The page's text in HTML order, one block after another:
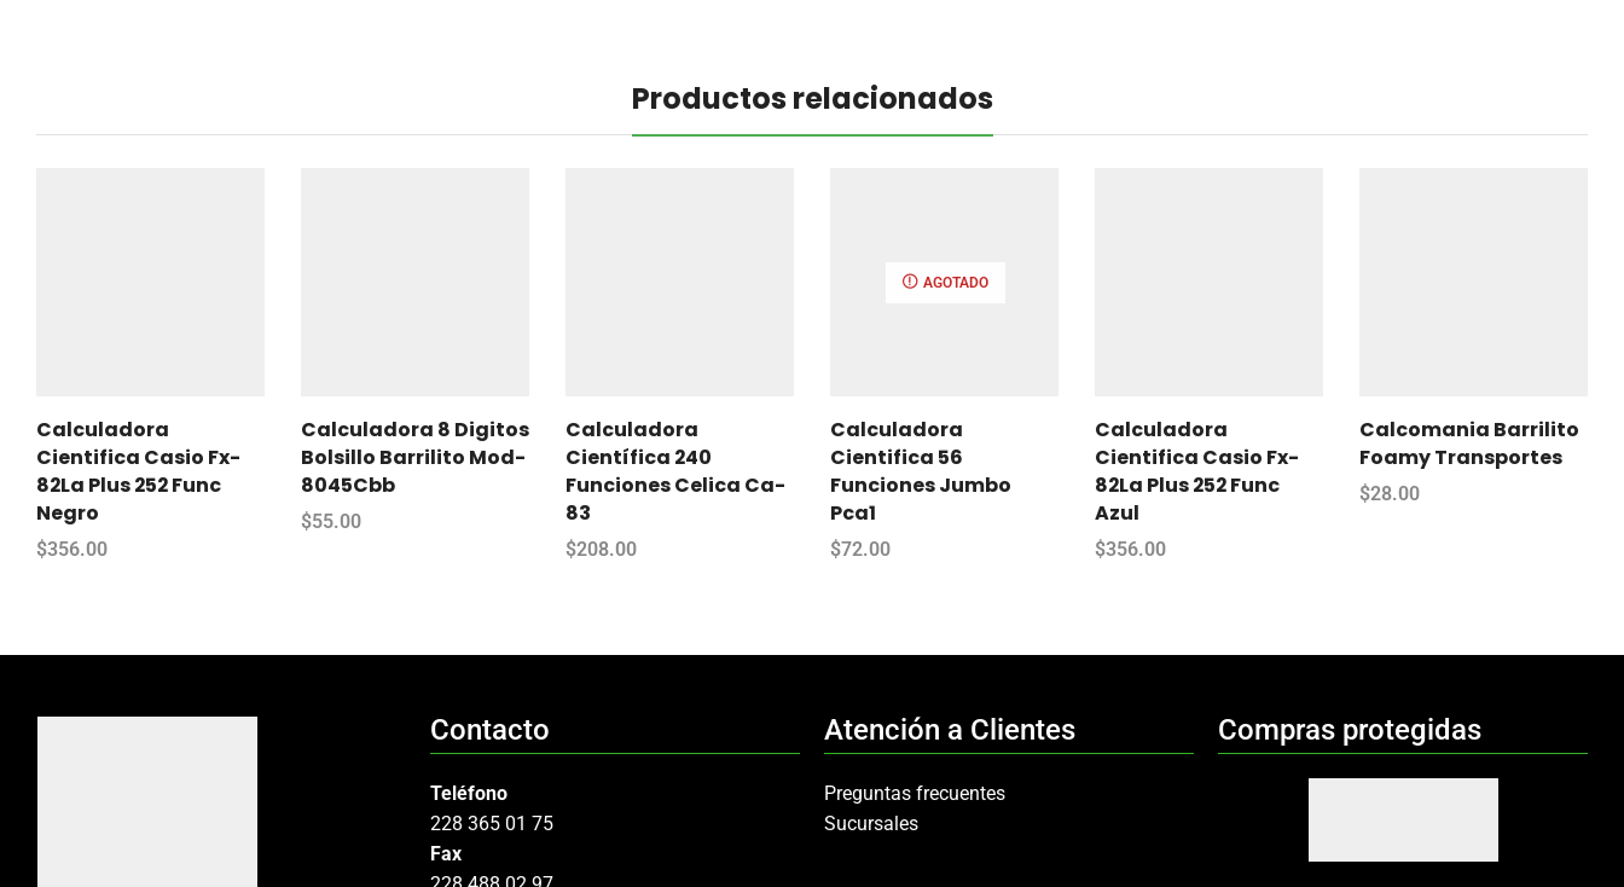
Productos relacionados
Calculadora
Cientifica Casio Fx-
82La Plus 252 Func
Negro
$356.00
Calculadora 8 Digitos
Bolsillo Barrilito Mod-
8045Cbb
$55.00
Calculadora
Científica 240
Funciones Celica Ca-
83
$208.00
AGOTADO
Calculadora
Cientifica 56
Funciones Jumbo
Pca1
$72.00
Calculadora
Cientifica Casio Fx-
82La Plus 252 Func
Azul
$356.00
Calcomania Barrilito
Foamy Transportes
$28.00
Contacto
Teléfono
228 365 01 75
Fax
Atención a Clientes
Preguntas frecuentes
Sucursales
Compras protegidas